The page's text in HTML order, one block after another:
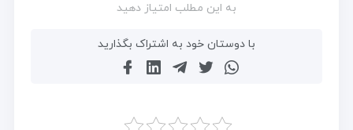
به این مطلب امتیاز دهید
با دوستان خود به اشتراک بگذارید